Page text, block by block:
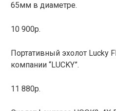
65мм в диаметре.
10 900р.
Портативный эхолот Lucky
компании “LUCKY”.
11 880р.